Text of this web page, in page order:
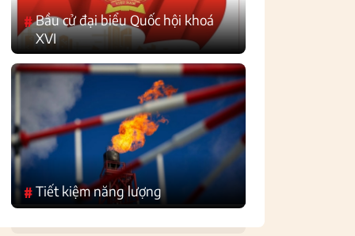
#Bầu cử đại biểu Quốc hội khoá
XVI
#Tiết kiệm năng lượng